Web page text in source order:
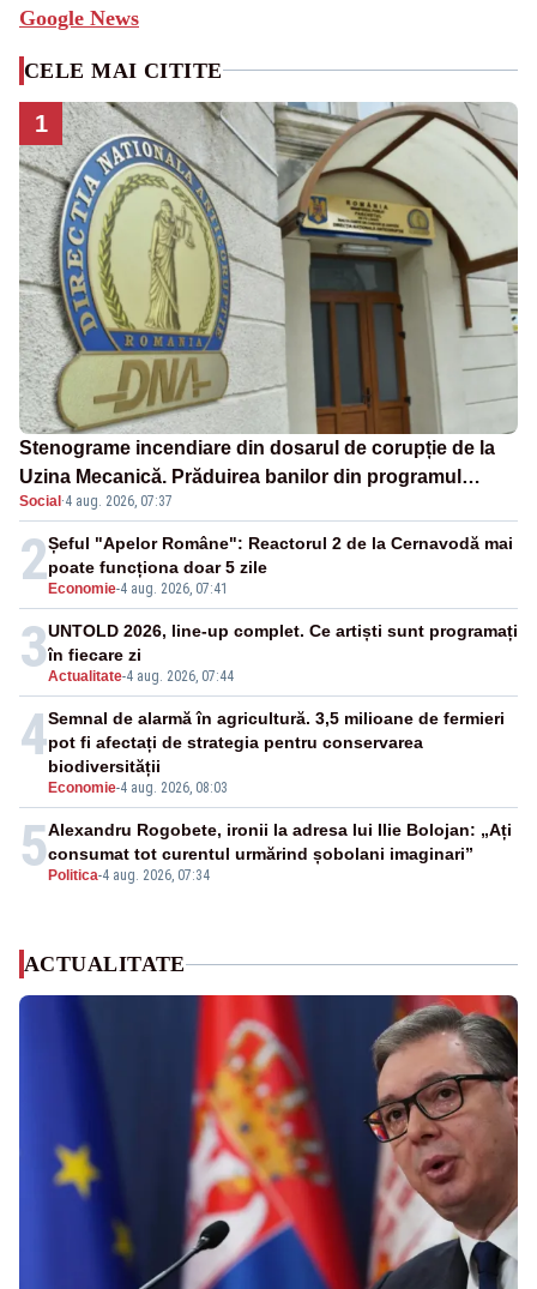
Google News
CELE MAI CITITE
1
Stenograme incendiare din dosarul de corupție de la
Uzina Mecanică. Prăduirea banilor din programul
SAFE, interceptată de DNA
Social ·4 aug. 2026, 07:37
2 Economie-4 aug. 2026, 07:41
Șeful "Apelor Române": Reactorul 2 de la Cernavodă mai
poate funcționa doar 5 zile
3Actualitate-4 aug. 2026, 07:44
UNTOLD 2026, line-up complet. Ce artiști sunt programați
în fiecare zi
4
Economie-4 aug. 2026, 08:03
Semnal de alarmă în agricultură. 3,5 milioane de fermieri
pot fi afectați de strategia pentru conservarea
biodiversității
5 Politica-4 aug. 2026, 07:34
Alexandru Rogobete, ironii la adresa lui Ilie Bolojan: „Ați
consumat tot curentul urmărind șobolani imaginari”
ACTUALITATE